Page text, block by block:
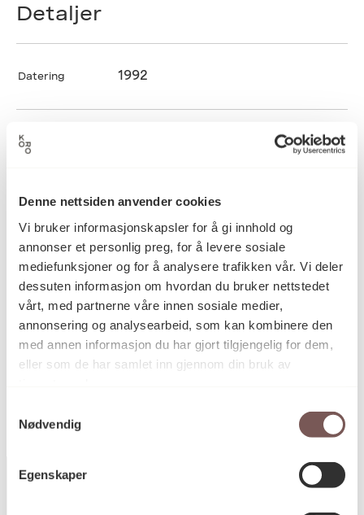
Denne nettsiden anvender cookies
Vi bruker informasjonskapsler for å gi innhold og
annonser et personlig preg, for å levere sosiale
mediefunksjoner og for å analysere trafikken vår. Vi deler
dessuten informasjon om hvordan du bruker nettstedet
vårt, med partnerne våre innen sosiale medier,
annonsering og analysearbeid, som kan kombinere den
med annen informasjon du har gjort tilgjengelig for dem,
eller som de har samlet inn gjennom din bruk av
Nødvendig
Egenskaper
Detaljer
Datering 1992
Kunstner
Kategori Kulltegning, Tegning
materiale
Kulltegning på papir
KORO.004924